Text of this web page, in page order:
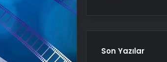
Son Yazılar